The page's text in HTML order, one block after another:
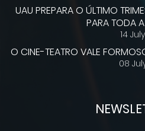
UAU PREPARA O ÚLTIMO
PARA TODA
14 July
O CINE-TEATRO VALE
08